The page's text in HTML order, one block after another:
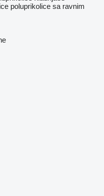
poluprikolice sa ravnim